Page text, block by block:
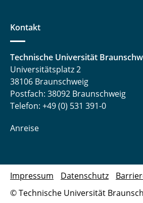
Kontakt
Technische Universität
Universitätsplatz 2
38106 Braunschweig
Postfach: 38092 Braunschweig
Telefon: +49 (0) 531 391-0
Anreise
© Technische Universität
Impressum Datenschutz